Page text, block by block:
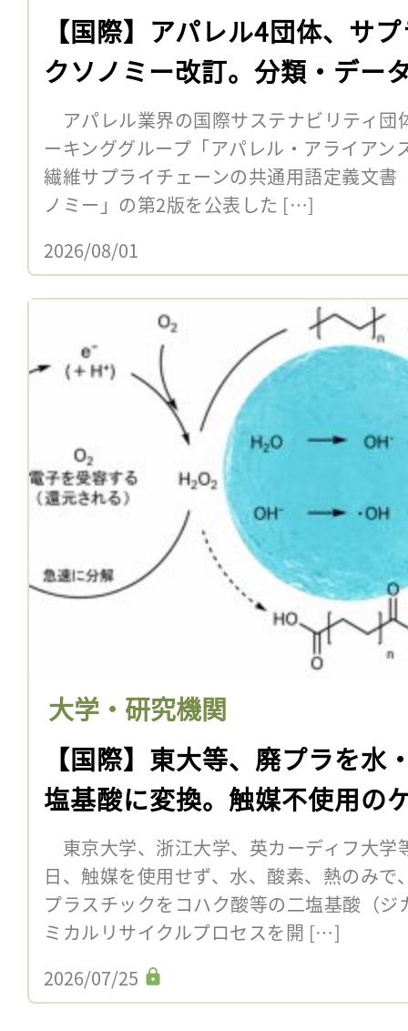
【国際】アパレル4団体、サ
クソノミー改訂。分類・デー
アパレル業界の国際サステナビリティ団
ーキンググループ「アパレル・アライアン
繊維サプライチェーンの共通用語定義文書
ノミー」の第2版を公表した […]
2026/08/01
大学・研究機関
【国際】東大等、廃プラを水
塩基酸に変換。触媒不使用の
東京大学、浙江大学、英カーディフ大学
日、触媒を使用せず、水、酸素、熱のみ
プラスチックをコハク酸等の二塩基酸（
ミカルリサイクルプロセスを開 […]
2026/07/25